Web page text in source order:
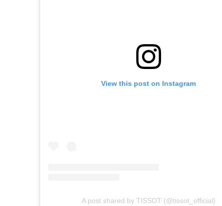
View this post on Instagram
A post shared by TISSOT (@tissot_official)